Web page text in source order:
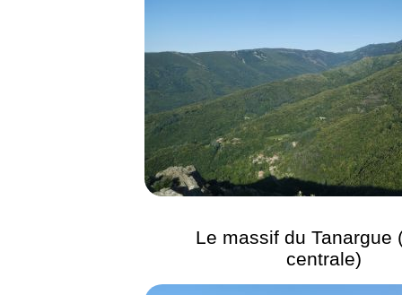
Le massif du Tanargue
centrale)